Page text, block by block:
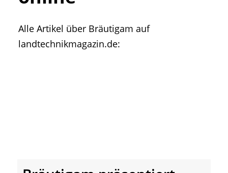
• Messen und Veranstaltungen
• Mitteilung der Redaktion
Alle Artikel über Bräutigam auf
landtechnikmagazin.de: